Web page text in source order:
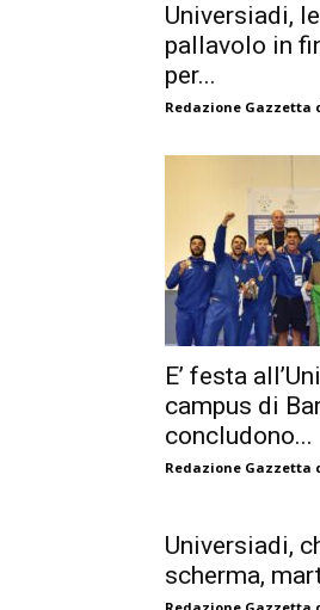
Universiadi,
pallavolo in
per...
Redazione Gazzetta
E’ festa
campus di
concludono...
Redazione Gazzetta
Universiadi,
scherma,